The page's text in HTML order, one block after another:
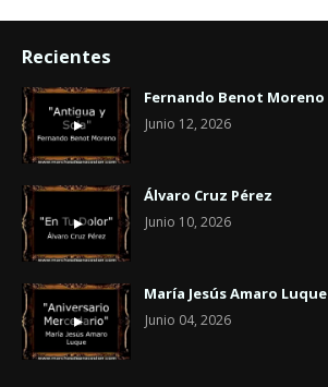
Recientes
Fernando Benot Moreno
Junio 12, 2026
Álvaro Cruz Pérez
Junio 10, 2026
María Jesús Amaro Luque
Junio 04, 2026